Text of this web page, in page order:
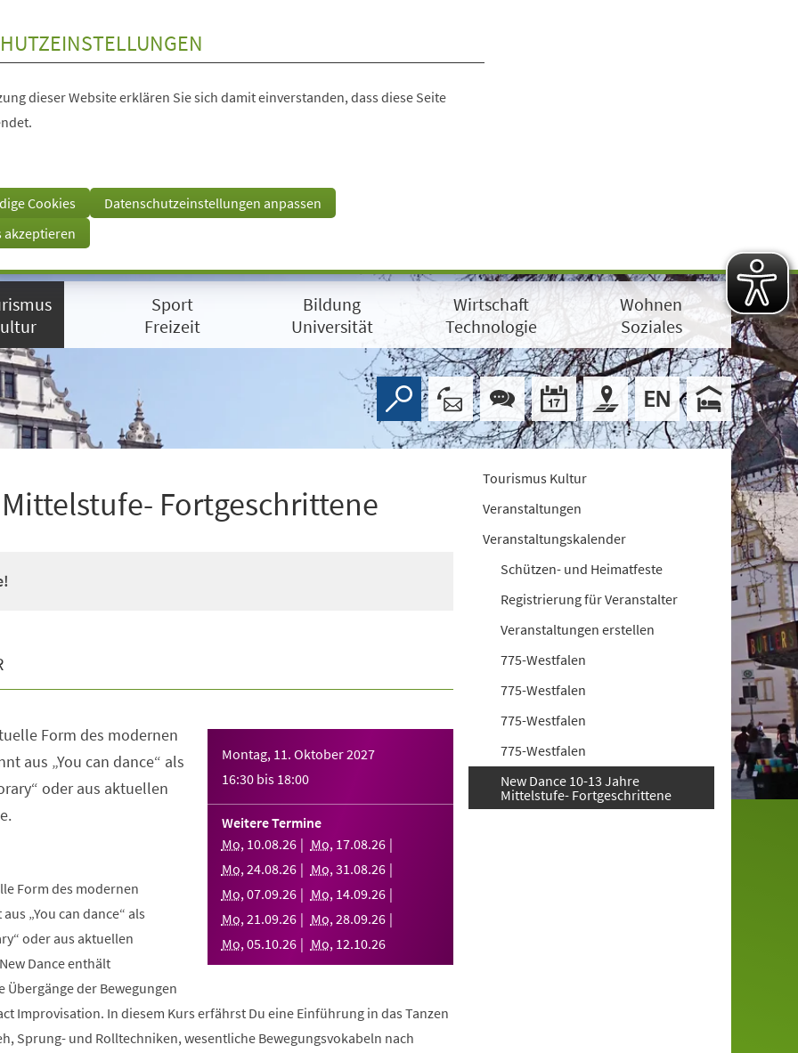
dieser Website erklären Sie sich damit einverstanden, dass diese Seite
Cookies
Datenschutzeinstellungen anpassen
akzeptieren
Sport
Freizeit
Bildung
Universität
Wirtschaft
Technologie
Wohnen
Soziales
Fortgeschrittene
Montag, 11. Oktober 2027
16:30 bis 18:00
Weitere Termine
Mo, 10.08.26 Mo, 17.08.26
Mo,24.08.26 Mo,31.08.26
Mo,07.09.26 Mo, 14.09.26
Mo,21.09.26 Mo,28.09.26
Mo,05.10.26 Mo, 12.10.26
Form des modernen
aus „You can dance“ als
oder aus aktuellen
Form des modernen
„You can dance“ als
oder aus aktuellen
Dance enthält
der Bewegungen
Improvisation. In diesem Kurs erfährst Du eine Einführung in das Tanzen
Sprung- und Rolltechniken, wesentliche Bewegungsvokabeln nach
Tourismus Kultur
Veranstaltungen
Veranstaltungskalender
Schützen- und Heimatfeste
Registrierung für Veranstalter
Veranstaltungen erstellen
775-Westfalen
775-Westfalen
775-Westfalen
775-Westfalen
New Dance 10-13 Jahre
Mittelstufe- Fortgeschrittene